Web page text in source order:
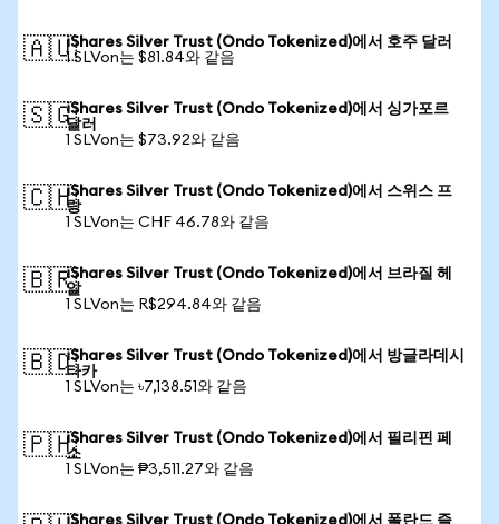
🇦🇺iShares Silver Trust (Ondo Tokenized)에서 호주 달러
1 SLVon는 $81.84와 같음
🇸🇬iShares Silver Trust (Ondo Tokenized)에서 싱가포르
달러
1 SLVon는 $73.92와 같음
🇨🇭iShares Silver Trust (Ondo Tokenized)에서 스위스 프
랑
1 SLVon는 CHF 46.78와 같음
🇧🇷iShares Silver Trust (Ondo Tokenized)에서 브라질 헤
알
1 SLVon는 R$294.84와 같음
🇧🇩iShares Silver Trust (Ondo Tokenized)에서 방글라데시
타카
1 SLVon는 ৳7,138.51와 같음
🇵🇭iShares Silver Trust (Ondo Tokenized)에서 필리핀 페
소
1 SLVon는 ₱3,511.27와 같음
iShares Silver Trust (Ondo Tokenized)에서 폴란드 즐